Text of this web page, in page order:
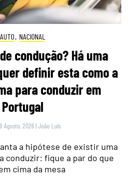
AUTO, NACIONAL
condução? Há uma
definir esta como a
para conduzir em
Portugal
Agosto, 2026 |João Luís
a hipótese de existir uma
conduzir: fique a par do que
cima da mesa